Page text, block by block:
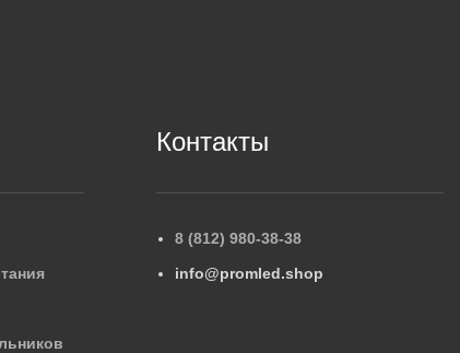
Контакты
8 (812) 980-38-38
info@promled.shop